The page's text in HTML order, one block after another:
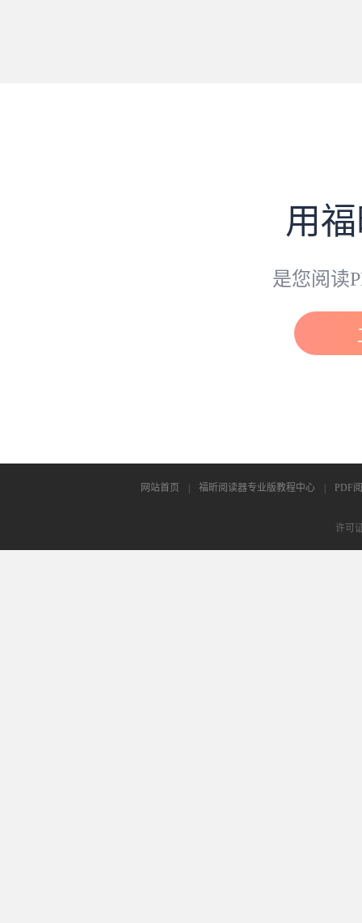
用
是您阅读
网站首页 福昕阅读器专业版教程中心 PDF
许可